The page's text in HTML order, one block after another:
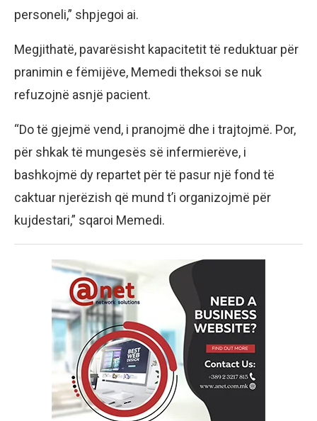
personeli,” shpjegoi ai.
Megjithatë, pavarësisht kapacitetit të reduktuar për
pranimin e fëmijëve, Memedi theksoi se nuk
refuzojnë asnjë pacient.
“Do të gjejmë vend, i pranojmë dhe i trajtojmë. Por,
për shkak të mungesës së infermierëve, i
bashkojmë dy repartet për të pasur një fond të
caktuar njerëzish që mund t’i organizojmë për
kujdestari,” sqaroi Memedi.